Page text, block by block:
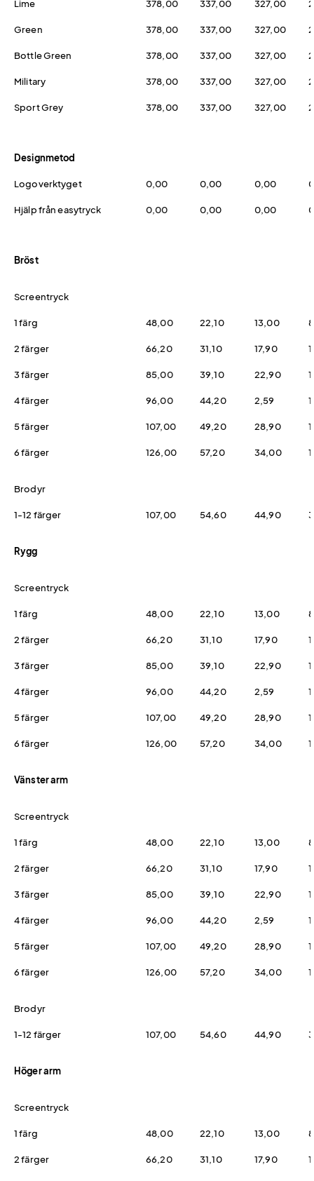
Lime 378,00 337,00 327,00
Green 378,00 337,00 327,00
Bottle Green 378,00 337,00 327,00
Military 378,00 337,00 327,00
Sport Grey 378,00 337,00 327,00
Designmetod
Logoverktyget 0,00 0,00 0,00
Hjälp från easytryck 0,00 0,00 0,00
Bröst
Screentryck
1 färg 48,00 22,10 13,00
2 färger 66,20 31,10 17,90
3 färger 85,00 39,10 22,90
4 färger 96,00 44,20 2,59
5 färger 107,00 49,20 28,90
6 färger 126,00 57,20 34,00
Brodyr
1-12 färger 107,00 54,60 44,90
Rygg
Screentryck
1 färg 48,00 22,10 13,00
2 färger 66,20 31,10 17,90
3 färger 85,00 39,10 22,90
4 färger 96,00 44,20 2,59
5 färger 107,00 49,20 28,90
6 färger 126,00 57,20 34,00
Vänster arm
Screentryck
1 färg 48,00 22,10 13,00
2 färger 66,20 31,10 17,90
3 färger 85,00 39,10 22,90
4 färger 96,00 44,20 2,59
5 färger 107,00 49,20 28,90
6 färger 126,00 57,20 34,00
Brodyr
1-12 färger 107,00 54,60 44,90
Höger arm
Screentryck
1 färg 48,00 22,10 13,00
2 färger 66,20 31,10 17,90